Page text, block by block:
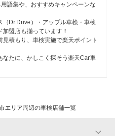
語集や、おすすめキャンペーンな
Dr.Drive）・アップル車検・車検
盟店も揃っています！
積もり、車検実施で楽天ポイント
たに、かしこく探そう楽天Car車
エリア周辺の車検店舗一覧